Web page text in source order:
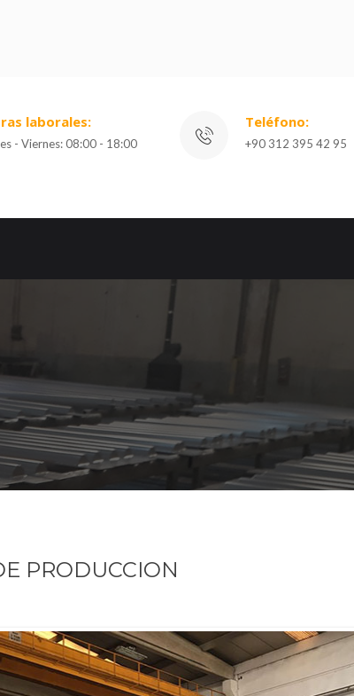
laborales:
- Viernes: 08:00 - 18:00
Teléfono:
+90 312 395 42 95
PRODUCCION